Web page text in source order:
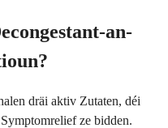
an-
dräi aktiv Zutaten, déi
ze bidden.